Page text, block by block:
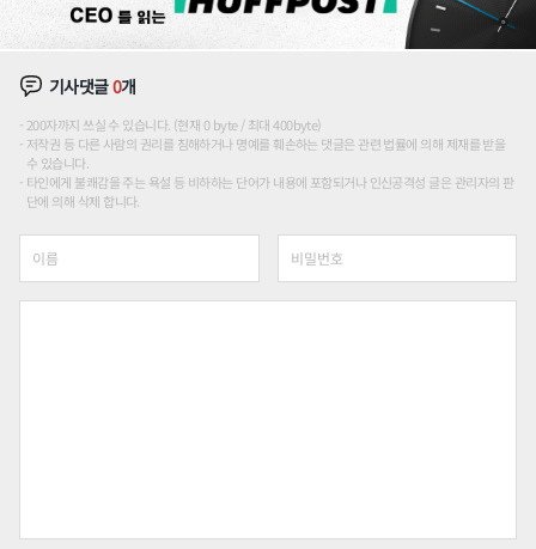
기사댓글0개
200자까지 쓰실 수 있습니다. (현재 0 byte / 최대 400byte)
저작권 등 다른 사람의 권리를 침해하거나 명예를 훼손하는 댓글은 관련 법률에 의해 제재를 받을
수 있습니다.
타인에게 불쾌감을 주는 욕설 등 비하하는 단어가 내용에 포함되거나 인신공격성 글은 관리자의 판
단에 의해 삭제 합니다.